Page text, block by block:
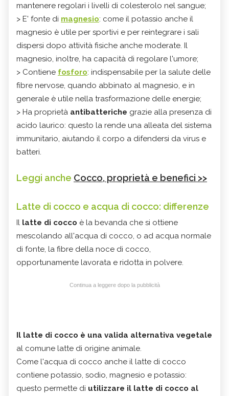
mantenere regolari i livelli di colesterolo nel sangue;
> E' fonte di magnesio: come il potassio anche il
magnesio è utile per sportivi e per reintegrare i sali
dispersi dopo attività fisiche anche moderate. Il
magnesio, inoltre, ha capacità di regolare l'umore;
> Contiene fosforo: indispensabile per la salute delle
fibre nervose, quando abbinato al magnesio, e in
generale è utile nella trasformazione delle energie;
> Ha proprietà antibatteriche grazie alla presenza di
acido laurico: questo la rende una alleata del sistema
immunitario, aiutando il corpo a difendersi da virus e
batteri.
Leggi anche Cocco, proprietà e benefici >>
Latte di cocco e acqua di cocco: differenze
Il latte di cocco è la bevanda che si ottiene
mescolando all'acqua di cocco, o ad acqua normale
di fonte, la fibre della noce di cocco,
opportunamente lavorata e ridotta in polvere.
Continua a leggere dopo la pubblicità
Il latte di cocco è una valida alternativa vegetale
al comune latte di origine animale.
Come l'acqua di cocco anche il latte di cocco
contiene potassio, sodio, magnesio e potassio:
questo permette di utilizzare il latte di cocco al